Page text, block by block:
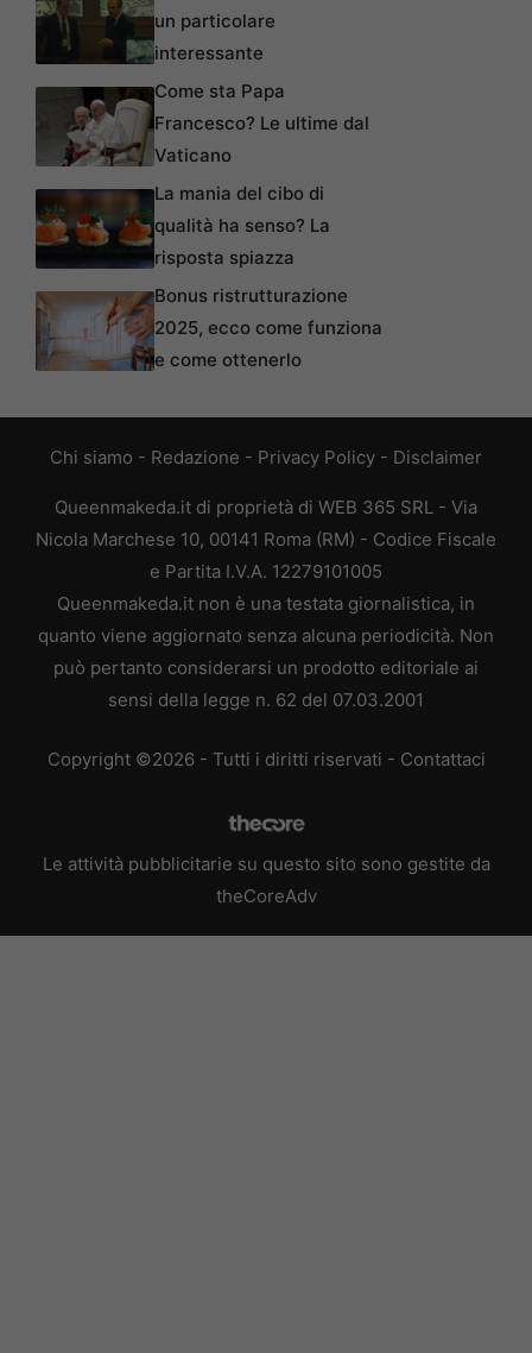
un particolare
interessante
Come sta Papa
Francesco? Le ultime dal
Vaticano
La mania del cibo di
qualità ha senso? La
risposta spiazza
Bonus ristrutturazione
2025, ecco come funziona
e come ottenerlo
Chi siamo - Redazione - Privacy Policy - Disclaimer
Queenmakeda.it di proprietà di WEB 365 SRL - Via
Nicola Marchese 10, 00141 Roma (RM) - Codice Fiscale
e Partita I.V.A. 12279101005
Queenmakeda.it non è una testata giornalistica, in
quanto viene aggiornato senza alcuna periodicità. Non
può pertanto considerarsi un prodotto editoriale ai
sensi della legge n. 62 del 07.03.2001
Copyright ©2026 - Tutti i diritti riservati - Contattaci
Le attività pubblicitarie su questo sito sono gestite da
theCoreAdv